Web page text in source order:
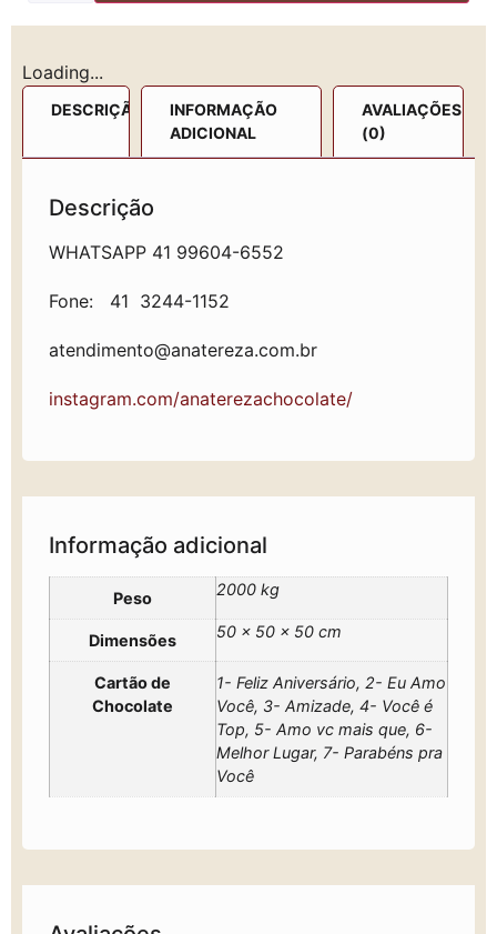
Loading...
DESCRIÇÃO
INFORMAÇÃO
ADICIONAL
AVALIAÇÕES
(0)
Descrição
WHATSAPP 41 99604-6552
Fone: 41 3244-1152
atendimento@anatereza.com.br
instagram.com/anaterezachocolate/
Informação adicional
Peso 2000 kg
Dimensões 50 × 50 × 50 cm
Cartão de
Chocolate
1- Feliz Aniversário, 2- Eu Amo
Você, 3- Amizade, 4- Você é
Top, 5- Amo vc mais que, 6-
Melhor Lugar, 7- Parabéns pra
Você